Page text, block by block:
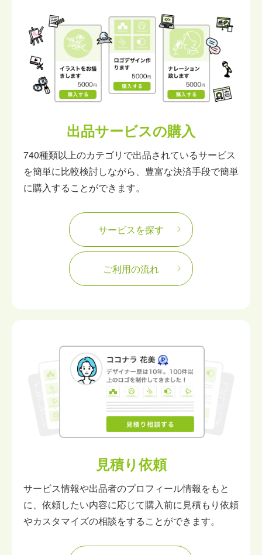
出品サービスの購入
740種類以上のカテゴリで出品されているサービス
を簡単に比較検討しながら、豊富な決済手段で簡単
に購入することができます。
サービスを探す
ご利用の流れ
見積り依頼
サービス情報や出品者のプロフィール情報をもと
に、依頼したい内容に応じて購入前に見積もり依頼
やカスタマイズの相談をすることができます。